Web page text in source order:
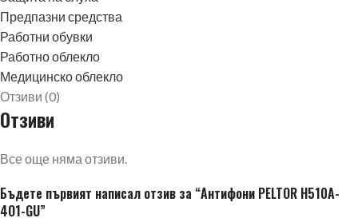
Предпазни средства
Работни обувки
Работно облекло
Медицинско облекло
Отзиви (0)
Отзиви
Все още няма отзиви.
Бъдете първият написал отзив за “Антифони PELTOR H510A-
4О1-GU”